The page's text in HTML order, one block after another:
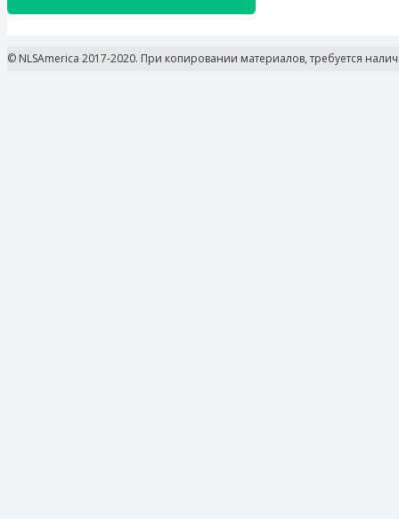
© NLSAmerica 2017-2020. При копировании материалов, требуется